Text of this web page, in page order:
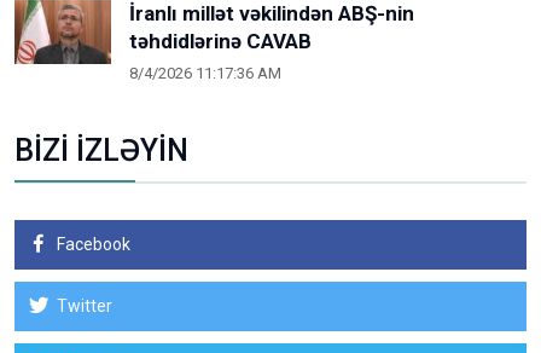
İranlı millət vəkilindən ABŞ-nin
təhdidlərinə CAVAB
8/4/2026 11:17:36 AM
BİZİ İZLƏYİN
Facebook
Twitter